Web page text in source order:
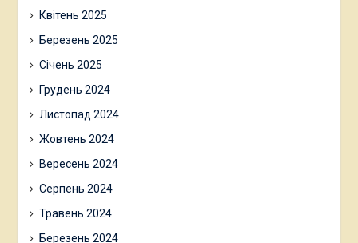
Квітень 2025
Березень 2025
Січень 2025
Грудень 2024
Листопад 2024
Жовтень 2024
Вересень 2024
Серпень 2024
Травень 2024
Березень 2024